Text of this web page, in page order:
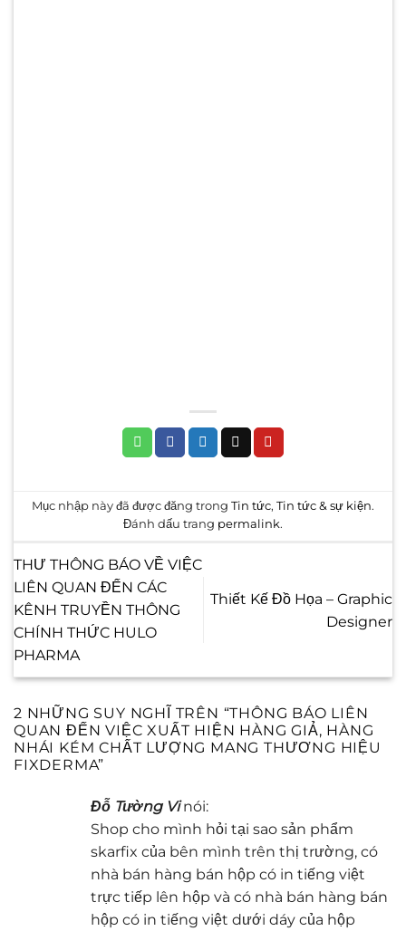
Mục nhập này đã được đăng trong Tin tức, Tin tức & sự kiện.
Đánh dấu trang permalink.
THƯ THÔNG BÁO VỀ VIỆC
LIÊN QUAN ĐẾN CÁC
KÊNH TRUYỀN THÔNG
CHÍNH THỨC HULO
PHARMA
Thiết Kế Đồ Họa – Graphic
Designer
2 NHỮNG SUY NGHĨ TRÊN “THÔNG BÁO LIÊN
QUAN ĐẾN VIỆC XUẤT HIỆN HÀNG GIẢ, HÀNG
NHÁI KÉM CHẤT LƯỢNG MANG THƯƠNG HIỆU
FIXDERMA”
Đỗ Tường Vi nói:
Shop cho mình hỏi tại sao sản phẩm
skarfix của bên mình trên thị trường, có
nhà bán hàng bán hộp có in tiếng việt
trực tiếp lên hộp và có nhà bán hàng bán
hộp có in tiếng việt dưới dáy của hộp